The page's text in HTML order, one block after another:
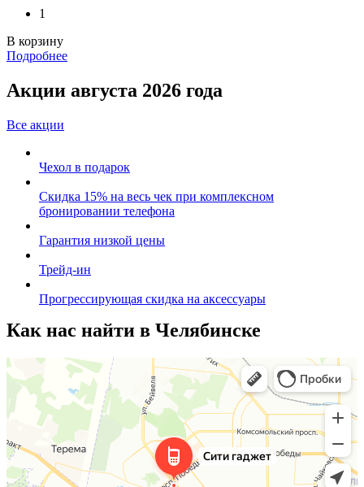
1
В корзину
Подробнее
Акции августа 2026 года
Все акции
Чехол в подарок
Скидка 15% на весь чек при комплексном
бронировании телефона
Гарантия низкой цены
Трейд-ин
Прогрессирующая скидка на аксессуары
Как нас найти в Челябинске